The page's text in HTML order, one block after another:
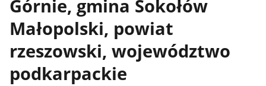
Górnie, gmina Sokołów
Małopolski, powiat
rzeszowski, województwo
podkarpackie